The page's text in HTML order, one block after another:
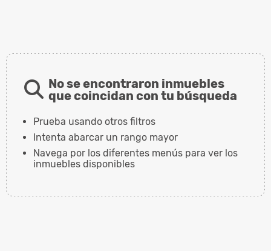
No se encontraron inmuebles
que coincidan con tu búsqueda
Prueba usando otros filtros
Intenta abarcar un rango mayor
Navega por los diferentes menús para ver los
inmuebles disponibles